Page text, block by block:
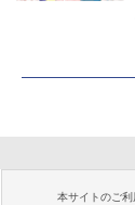
本サイトのご利